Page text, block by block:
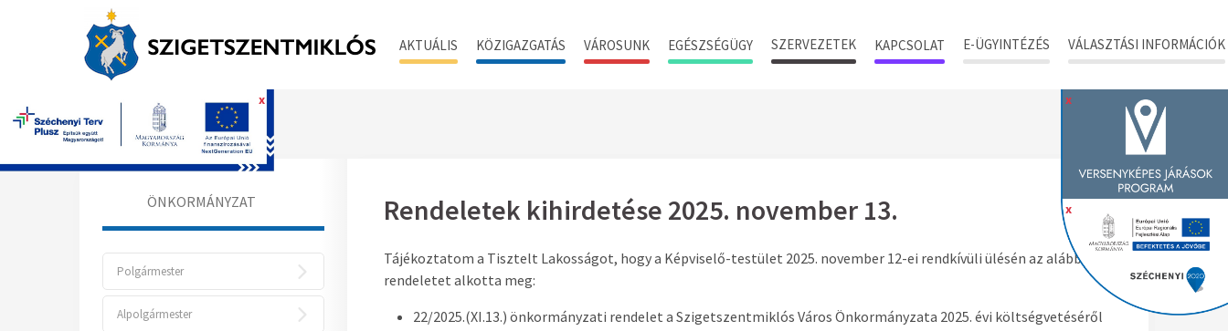
AKTUÁLIS KÖZIGAZGATÁS VÁROSUNK EGÉSZSÉGÜGY SZERVEZETEK KAPCSOLAT E-ÜGYINTÉZÉS VÁLASZTÁSI INFORMÁCIÓK
x
x
x
Főoldal
ÖNKORMÁNYZAT
Polgármester
Alpolgármester
Rendeletek kihirdetése 2025. november 13.
Tájékoztatom a Tisztelt Lakosságot, hogy a Képviselő-testület 2025. november 12-ei rendkívüli ülésén az alábbi
rendeletet alkotta meg:
22/2025.(XI.13.) önkormányzati rendelet a Szigetszentmiklós Város Önkormányzata 2025. évi költségvetéséről